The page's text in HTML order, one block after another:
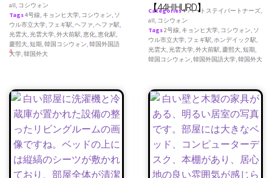
all, コシウォン
Tags4号線, キョンヒ大学, コシウォン, ソ
ウル市立大学, フェギ駅,ヘファ,ヘファ駅,
光雲大,光雲大学,外大前駅,恵化,恵化駅,
慶熙大,短期,韓国コシウォン,韓国外国語
大学,韓国外大
4
【44HIHURD】
Categories♥ ハートステイパートナーズ,
all, コシウォン
Tags2号線, キョンヒ大学, コシウォン, ソ
ウル市立大学, フェギ駅,ホンデイック駅,
光雲大,光雲大学,外大前駅, 慶熙大,短期,
韓国コシウォン,韓国外国語大学,韓国外大